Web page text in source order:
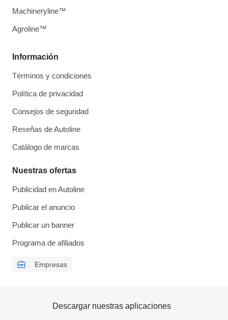
Información
Términos y condiciones
Política de privacidad
Consejos de seguridad
Reseñas de Autoline
Catálogo de marcas
Nuestras ofertas
Publicidad en Autoline
Publicar el anuncio
Publicar un banner
Programa de afiliados
Empresas
Machineryline™
Agroline™
Descargar nuestras aplicaciones